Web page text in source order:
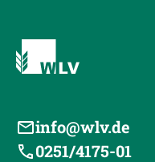
info@wlv.de
0251/4175-01